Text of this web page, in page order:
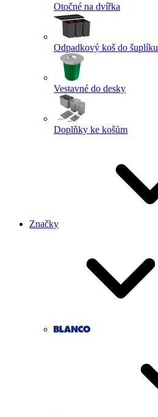
Otočné na dvířka
Odpadkový koš do šuplíku
Vestavné do desky
Doplňky ke košům
Značky